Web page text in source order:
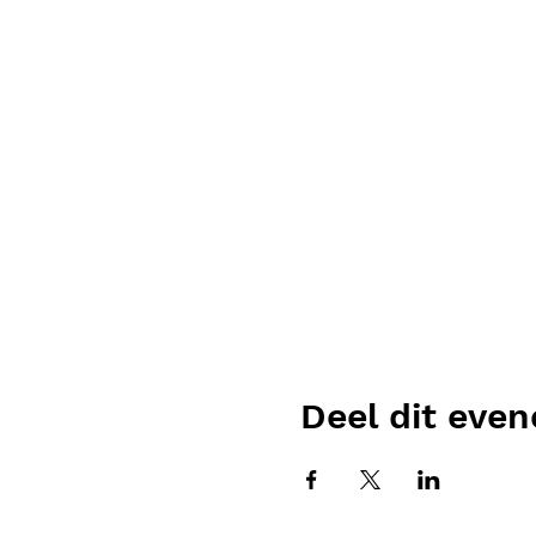
Deel dit